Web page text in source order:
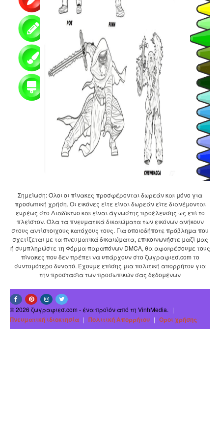
Σημείωση: Όλοι οι πίνακες προσφέρονται δωρεάν και μόνο για
προσωπική χρήση. Οι εικόνες είτε είναι δωρεάν είτε διανέμονται
ευρέως στο Διαδίκτυο και είναι άγνωστης προέλευσης ως επί το
πλείστον. Όλα τα πνευματικά δικαιώματα των εικόνων ανήκουν
στους αντίστοιχους κατόχους τους. Για οποιοδήποτε πρόβλημα που
σχετίζεται με τα πνευματικά δικαιώματα, επικοινωνήστε μαζί μας
ή συμπληρώστε τη Φόρμα παραπόνων DMCA, θα αφαιρέσουμε τους
πίνακες που δεν πρέπει να υπάρχουν στο ζωγραφιεσ.com το
συντομότερο δυνατό. Έχουμε επίσης μια πολιτική απορρήτου για
την προστασία των προσωπικών σας δεδομένων
© 2026 ζωγραφιεσ.com - ένα προϊόν από τη VinhMedia. |
Πνευματική ιδιοκτησία | Πολιτική Απορρήτου | Οροι χρήσης